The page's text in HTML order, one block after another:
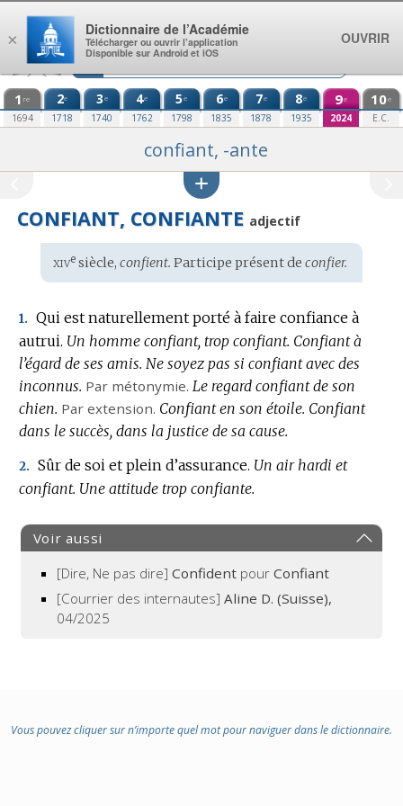
Aller au contenu
1 re
1694
2e
1718
3e
1740
4e
1762
5e
1798
6e
1835
7e
1878
8e
1935
9e
2024
10e
E.C.
confiant, -ante
CONFIANT, CONFIANTE adjectif
Étymologie
:
xivesiècle, confient. Participe présent de confier.
1. Qui est naturellement porté à faire confiance à
autrui. Un homme confiant, trop confiant. Confiant à
l’égard de ses amis. Ne soyez pas si confiant avec des
inconnus. Par métonymie. Le regard confiant de son
chien. Par extension. Confiant en son étoile. Confiant
dans le succès, dans la justice de sa cause.
2. Sûr de soi et plein d’assurance. Un air hardi et
confiant. Une attitude trop confiante.
Voir aussi
[Dire, Ne pas dire]Confident pour Confiant
[Courrier des internautes]Aline D. (Suisse),
04/2025
Vous pouvez cliquer sur n’importe quel mot pour naviguer dans le dictionnaire.
×
Dictionnaire de l’Académie
Télécharger ou ouvrir l’application
Disponible sur Android et iOS
OUVRIR